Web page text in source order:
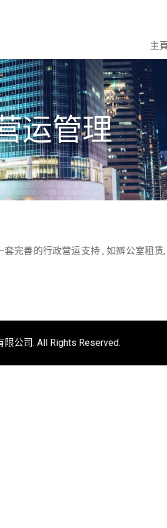
主
运管理
完善的行政营运支持 , 如辧公室租赁
公司. All Rights Reserved.